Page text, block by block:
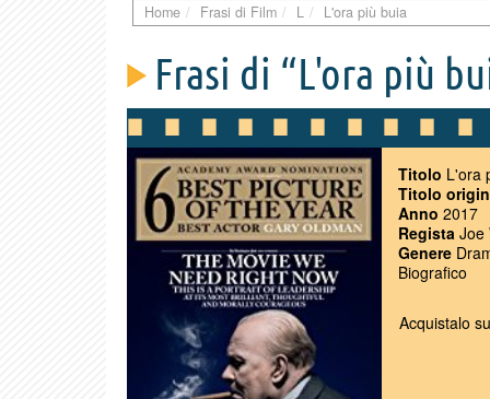
Home Frasi di Film L L'ora più buia
Frasi di “L'ora più
Titolo L'ora
Titolo
Anno 2017
Regista Joe
Genere
Biografico
Acquistalo su